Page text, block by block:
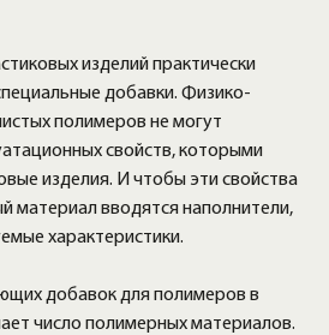
изделий практически
добавки. Физико-
полимеров не могут
свойств, которыми
изделия. И чтобы эти свойства
материал вводятся наполнители,
характеристики.
добавок для полимеров в
число полимерных материалов.